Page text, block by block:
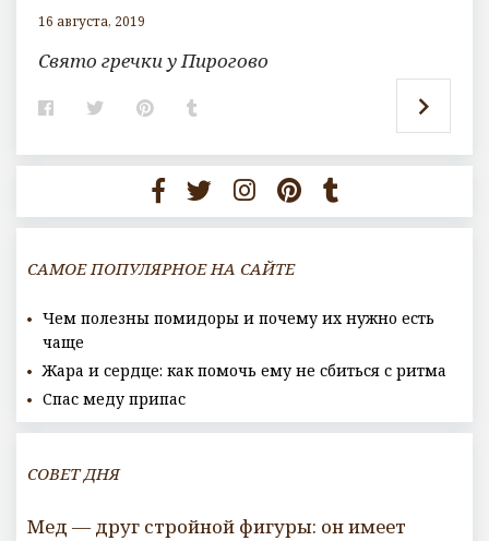
16 августа, 2019
Свято гречки у Пирогово
F
e
o
k
T
t
r
P
t
e
r
e
s
b
l
r
САМОЕ ПОПУЛЯРНОЕ НА САЙТЕ
Чем полезны помидоры и почему их нужно есть
чаще
Жара и сердце: как помочь ему не сбиться с ритма
Спас меду припас
СОВЕТ ДНЯ
Мед — друг стройной фигуры: он имеет